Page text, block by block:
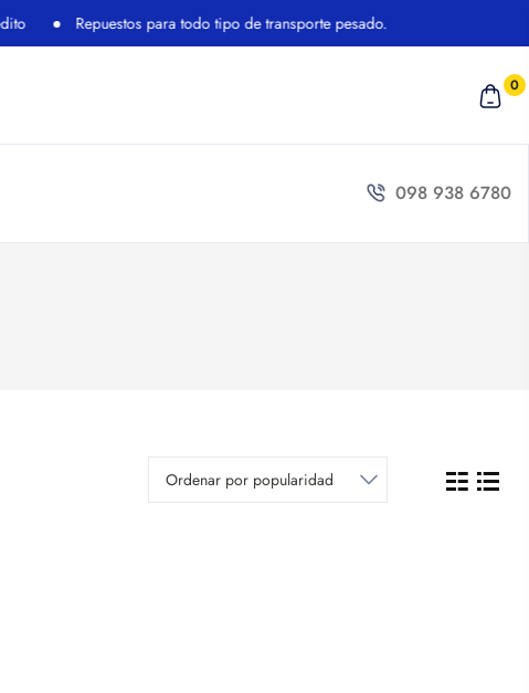
Repuestos para todo tipo de transporte pesado.
0
098 938 6780